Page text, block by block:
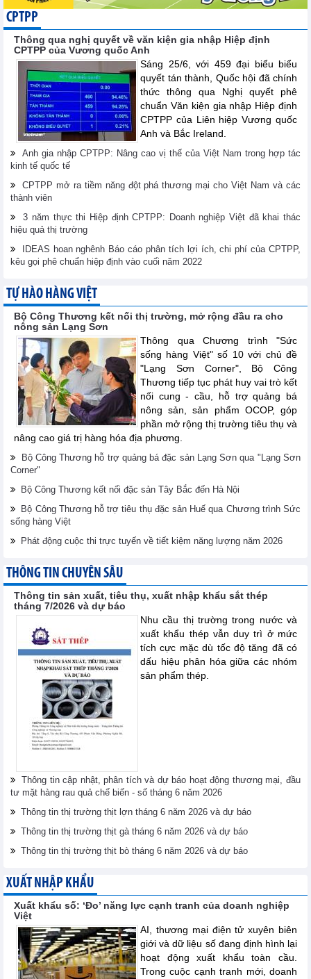
CPTPP
Thông qua nghị quyết về văn kiện gia nhập Hiệp định
CPTPP của Vương quốc Anh
Sáng 25/6, với 459 đại biểu biểu
quyết tán thành, Quốc hội đã chính
thức thông qua Nghị quyết phê
chuẩn Văn kiện gia nhập Hiệp định
CPTPP của Liên hiệp Vương quốc
Anh và Bắc Ireland.
Anh gia nhập CPTPP: Nâng cao vị thế của Việt Nam trong hợp tác
kinh tế quốc tế
CPTPP mở ra tiềm năng đột phá thương mại cho Việt Nam và các
thành viên
3 năm thực thi Hiệp định CPTPP: Doanh nghiệp Việt đã khai thác
hiệu quả thị trường
IDEAS hoan nghênh Báo cáo phân tích lợi ích, chi phí của CPTPP,
kêu gọi phê chuẩn hiệp định vào cuối năm 2022
TỰ HÀO HÀNG VIỆT
Bộ Công Thương kết nối thị trường, mở rộng đầu ra cho
nông sản Lạng Sơn
Thông qua Chương trình "Sức
sống hàng Việt" số 10 với chủ đề
"Lạng Sơn Corner", Bộ Công
Thương tiếp tục phát huy vai trò kết
nối cung - cầu, hỗ trợ quảng bá
nông sản, sản phẩm OCOP, góp
phần mở rộng thị trường tiêu thụ và
nâng cao giá trị hàng hóa địa phương.
Bộ Công Thương hỗ trợ quảng bá đặc sản Lạng Sơn qua "Lạng Sơn
Corner"
Bộ Công Thương kết nối đặc sản Tây Bắc đến Hà Nội
Bộ Công Thương hỗ trợ tiêu thụ đặc sản Huế qua Chương trình Sức
sống hàng Việt
Phát động cuộc thi trực tuyến về tiết kiệm năng lượng năm 2026
THÔNG TIN CHUYÊN SÂU
Thông tin sản xuất, tiêu thụ, xuất nhập khẩu sắt thép
tháng 7/2026 và dự báo
Nhu cầu thị trường trong nước và
xuất khẩu thép vẫn duy trì ở mức
tích cực mặc dù tốc độ tăng đã có
dấu hiệu phân hóa giữa các nhóm
sản phẩm thép.
Thông tin cập nhật, phân tích và dự báo hoạt động thương mại, đầu
tư mặt hàng rau quả chế biến - số tháng 6 năm 2026
Thông tin thị trường thịt lợn tháng 6 năm 2026 và dự báo
Thông tin thị trường thịt gà tháng 6 năm 2026 và dự báo
Thông tin thị trường thịt bò tháng 6 năm 2026 và dự báo
XUẤT NHẬP KHẨU
Xuất khẩu số: ‘Đo’ năng lực cạnh tranh của doanh nghiệp
Việt
AI, thương mại điện tử xuyên biên
giới và dữ liệu số đang định hình lại
hoạt động xuất khẩu toàn cầu.
Trong cuộc cạnh tranh mới, doanh